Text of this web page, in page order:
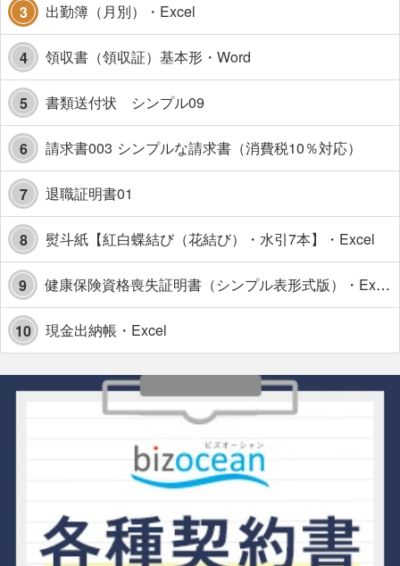
3 出勤簿（月別）・Excel
4 領収書（領収証）基本形・Word
5 書類送付状 シンプル09
6 請求書003 シンプルな請求書（消費税10％対応）
7 退職証明書01
8 熨斗紙【紅白蝶結び（花結び）・水引7本】・Excel
9 健康保険資格喪失証明書（シンプル表形式版）・Excel【見本付き】
10 現金出納帳・Excel